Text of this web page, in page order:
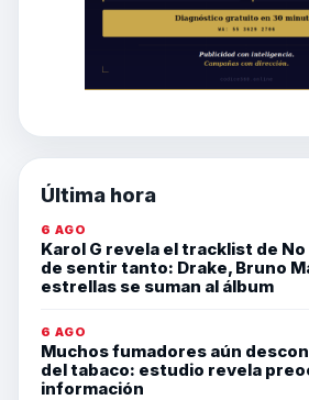
Última hora
6 AGO
Karol G revela el tracklist de
de sentir tanto: Drake, Bruno
estrellas se suman al álbum
6 AGO
Muchos fumadores aún
del tabaco: estudio revela
información